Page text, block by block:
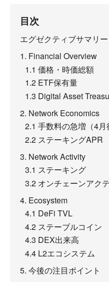
目次
エグゼクティブサマリー
1. Financial Overview
1.1 価格・時価総額
1.2 ETF保有量
1.3 Digital Asset
2. Network Economics
2.1 手数料の急増（4月
2.2 ステーキングAPR
3. Network Activity
3.1 ステーキング
3.2 オンチェーンアク
4. Ecosystem
4.1 DeFi TVL
4.2 ステーブルコイン
4.3 DEX出来高
4.4 L2エコシステム
5. 今後の注目ポイント